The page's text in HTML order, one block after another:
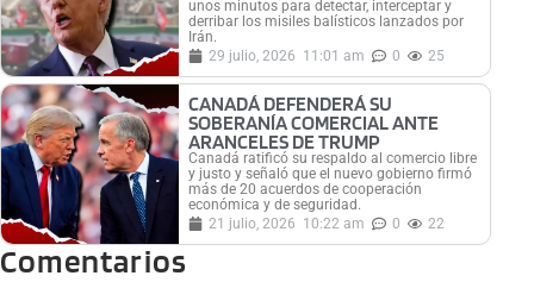
unos minutos para detectar, interceptar y
derribar los misiles balísticos lanzados por
Irán.
29 julio, 2026 11:01 am 0 25
CANADÁ DEFENDERÁ SU
SOBERANÍA COMERCIAL ANTE
ARANCELES DE TRUMP
Canadá ratificó su respaldo al comercio libre
y justo y señaló que el nuevo gobierno firmó
más de 20 acuerdos de cooperación
económica y de seguridad.
21 julio, 2026 10:22 am 0 22
Comentarios